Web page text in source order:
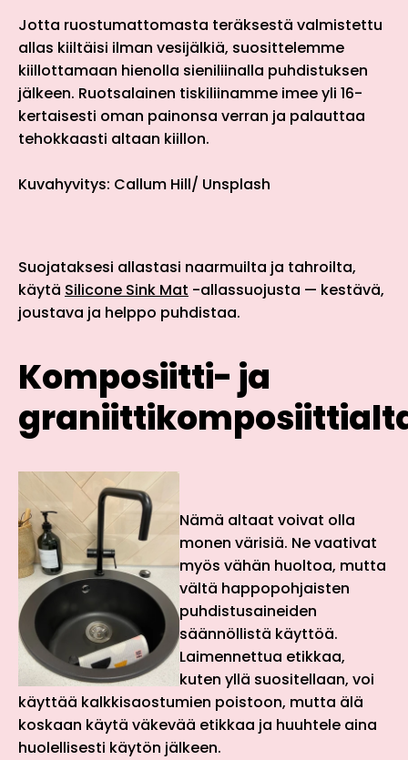
Jotta ruostumattomasta teräksestä valmistettu
allas kiiltäisi ilman vesijälkiä, suosittelemme
kiillottamaan hienolla sieniliinalla puhdistuksen
jälkeen. Ruotsalainen tiskiliinamme imee yli 16-
kertaisesti oman painonsa verran ja palauttaa
tehokkaasti altaan kiillon.
Kuvahyvitys: Callum Hill/ Unsplash
Suojataksesi allastasi naarmuilta ja tahroilta,
käytä Silicone Sink Mat -allassuojusta — kestävä,
joustava ja helppo puhdistaa.
Komposiitti- ja
Nämä altaat voivat olla
monen värisiä. Ne vaativat
myös vähän huoltoa, mutta
vältä happopohjaisten
puhdistusaineiden
säännöllistä käyttöä.
Laimennettua etikkaa,
kuten yllä suositellaan, voi
käyttää kalkkisaostumien poistoon, mutta älä
koskaan käytä väkevää etikkaa ja huuhtele aina
huolellisesti käytön jälkeen.